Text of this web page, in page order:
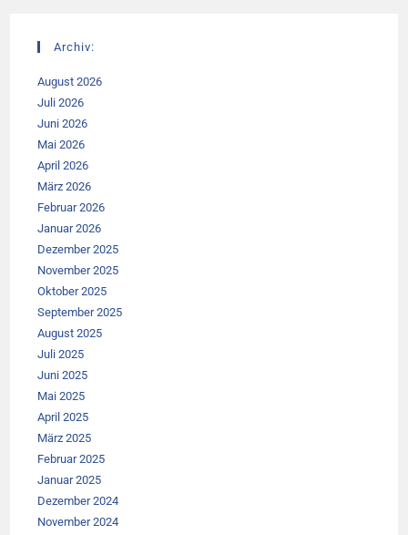
Archiv:
August 2026
Juli 2026
Juni 2026
Mai 2026
April 2026
März 2026
Februar 2026
Januar 2026
Dezember 2025
November 2025
Oktober 2025
September 2025
August 2025
Juli 2025
Juni 2025
Mai 2025
April 2025
März 2025
Februar 2025
Januar 2025
Dezember 2024
November 2024